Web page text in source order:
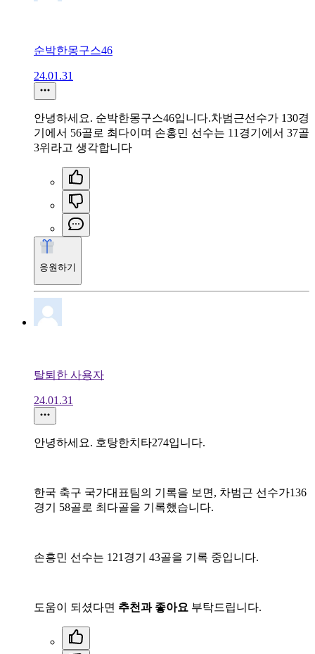
순박한몽구스46
24.01.31
안녕하세요. 순박한몽구스46입니다.차범근선수가 130경
기에서 56골로 최다이며 손홍민 선수는 11경기에서 37골
3위라고 생각합니다
응원하기
탈퇴한 사용자
24.01.31
안녕하세요. 호탕한치타274입니다.
한국 축구 국가대표팀의 기록을 보면, 차범근 선수가136
경기 58골로 최다골을 기록했습니다.
손흥민 선수는 121경기 43골을 기록 중입니다.
도움이 되셨다면 추천과 좋아요 부탁드립니다.